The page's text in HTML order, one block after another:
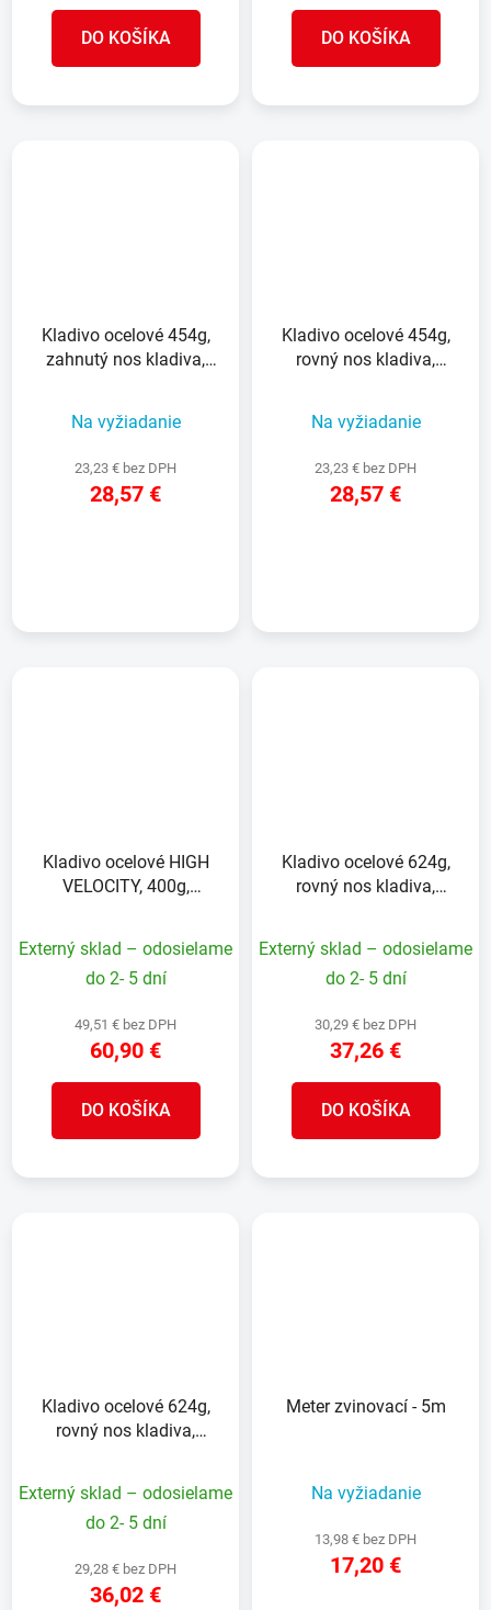
DO KOŠÍKA DO KOŠÍKA
Kladivo ocelové 454g,
zahnutý nos kladiva,
Na vyžiadanie
23,23 € bez DPH
28,57 €
Kladivo ocelové 454g,
rovný nos kladiva,
Na vyžiadanie
23,23 € bez DPH
28,57 €
Kladivo ocelové HIGH
VELOCITY, 400g,
Externý sklad – odosielame
do 2- 5 dní
49,51 € bez DPH
60,90 €
DO KOŠÍKA
Kladivo ocelové 624g,
rovný nos kladiva,
Externý sklad – odosielame
do 2- 5 dní
30,29 € bez DPH
37,26 €
DO KOŠÍKA
Kladivo ocelové 624g,
rovný nos kladiva,
Externý sklad – odosielame
do 2- 5 dní
29,28 € bez DPH
36,02 €
Meter zvinovací - 5m
Na vyžiadanie
13,98 € bez DPH
17,20 €